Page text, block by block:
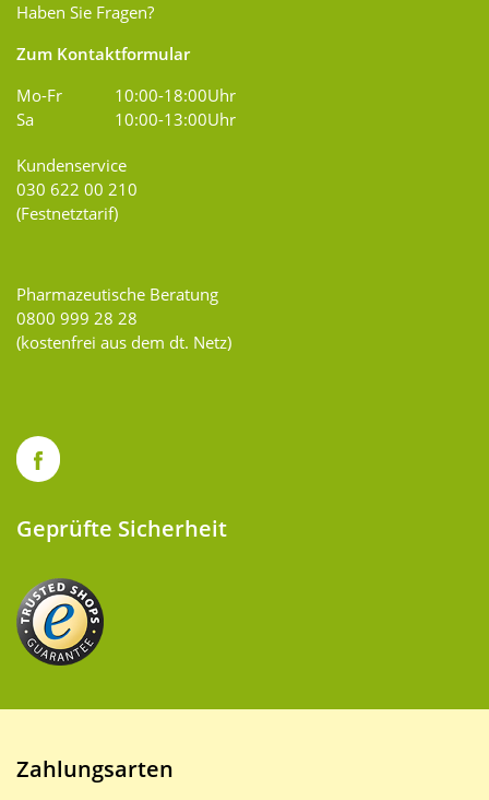
Haben Sie Fragen?
Zum Kontaktformular
Mo-Fr
10:00-18:00Uhr
Sa
10:00-13:00Uhr
Kundenservice
030 622 00 210
(Festnetztarif)
Pharmazeutische Beratung
0800 999 28 28
(kostenfrei aus dem dt. Netz)
Geprüfte Sicherheit
Zahlungsarten